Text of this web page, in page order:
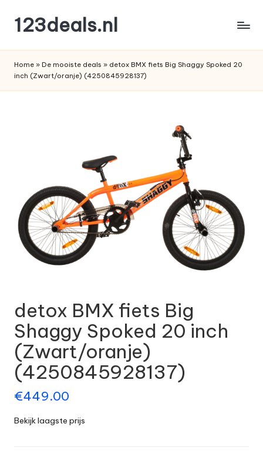
de
inhoud
123deals.nl
deals
Home » De mooiste deals » detox BMX fiets Big Shaggy Spoked 20
inch (Zwart/oranje) (4250845928137)
detox BMX fiets Big
Shaggy Spoked 20 inch
(Zwart/oranje)
(4250845928137)
€449.00
Bekijk laagste prijs